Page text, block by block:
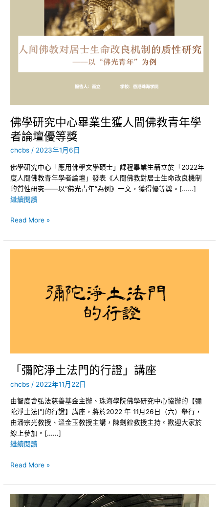
佛學研究中心畢業生獲人間佛教青年學
者論壇優等獎
chcbs/ 2023年1月6日
佛學研究中心「應用佛學文學碩士」課程畢業生聶立於「2022年
度人間佛教青年學者論壇」發表《人間佛教對居士生命改良機制
的質性研究——以“佛光青年”為例》一文，獲得優等獎。[......]
繼續閱讀
人
佛
教
青
學
者
論
壇
等
Read More »
「彌陀淨土法門的行證」講座
chcbs / 2022年11月22日
由智度會弘法慈善基金主辦、珠海學院佛學研究中心協辦的【彌
陀淨土法門的行證】講座，將於2022 年 11月26日（六）舉行，
由潘宗光教授、溫金玉教授主講，陳劍鍠教授主持。歡迎大家於
線上參加。[......]
繼續閱讀
Read More »